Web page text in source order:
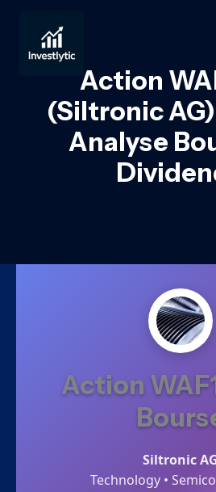
contenu
Action
(Siltronic
Analyse
Action
Siltronic
Technology •